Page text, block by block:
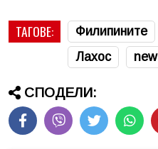
ТАГОВЕ: Филипините
Лахос
new
СПОДЕЛИ: